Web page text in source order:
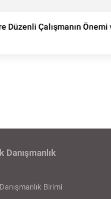
Düzenli Çalışmanın Önemi
Danışmanlık
Birimi